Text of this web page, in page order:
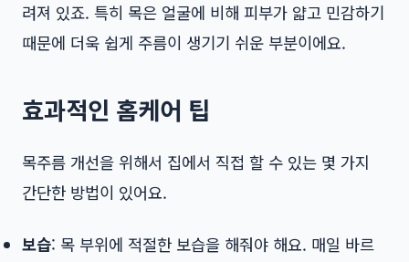
려져 있죠. 특히 목은 얼굴에 비해 피부가 얇고 민감하기
때문에 더욱 쉽게 주름이 생기기 쉬운 부분이에요.
효과적인 홈케어 팁
목주름 개선을 위해서 집에서 직접 할 수 있는 몇 가지
간단한 방법이 있어요.
보습: 목 부위에 적절한 보습을 해줘야 해요. 매일 바르